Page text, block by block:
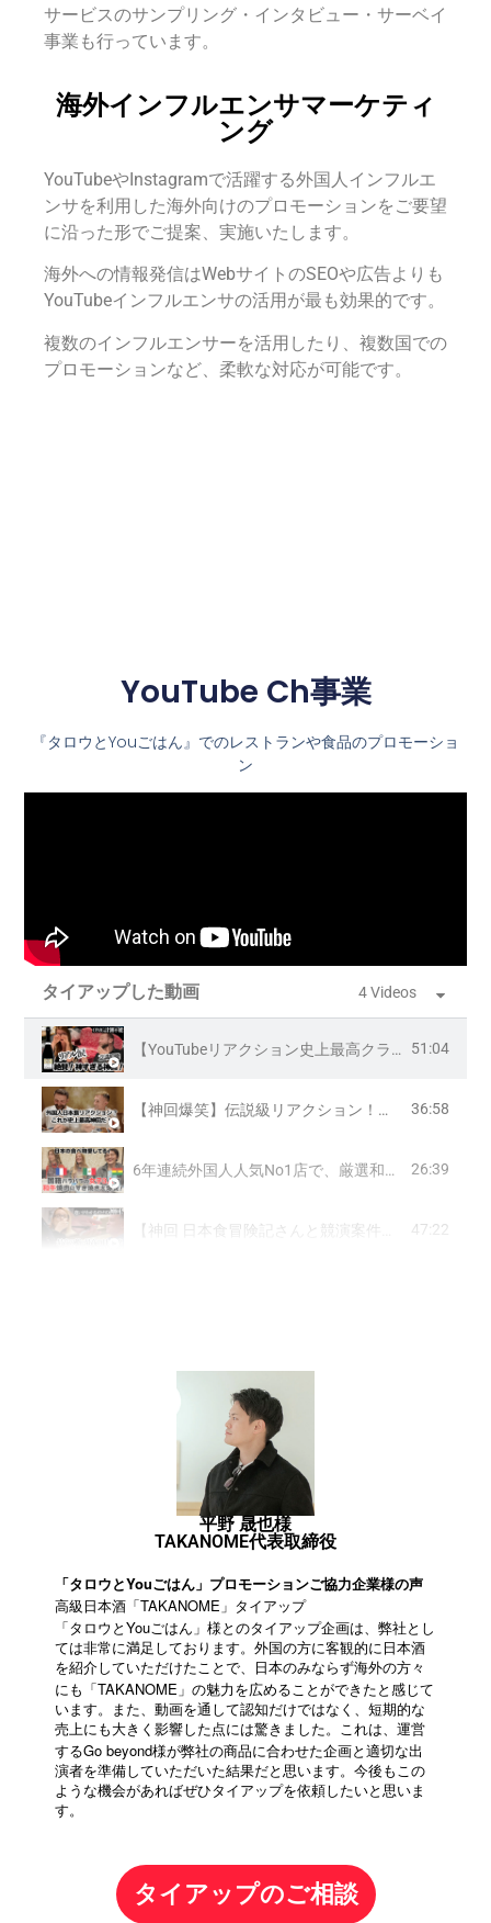
サービスのサンプリング・インタビュー・サーベイ
事業も行っています。
海外インフルエンサマーケティ
ング
YouTubeやInstagramで活躍する外国人インフルエ
ンサを利用した海外向けのプロモーションをご要望
に沿った形でご提案、実施いたします。
海外への情報発信はWebサイトのSEOや広告よりも
YouTubeインフルエンサの活用が最も効果的です。
複数のインフルエンサーを活用したり、複数国での
プロモーションなど、柔軟な対応が可能です。
YouTube Ch事業
『タロウとYouごはん』でのレストランや食品のプロモーショ
ン
タイアップした動画 4 Videos
【YouTubeリアクション史上最高クラス！超神回爆誕！】最高クラス和牛の数々にリアルに涙を流し昇天レベルで感動！ 51:04
【神回爆笑】伝説級リアクション！令和の虎出演で再来日、初めてのすき焼きと酒のあまりのクオリティに驚きの連続！「生涯で最高の食事だ、、」 36:58
6年連続外国人人気No1店で、厳選和牛食べ放題！焼き肉とすき焼きとしゃぶしゃぶ一気に初体験！外国人女子３人が食べてしゃべって大はしゃぎ！ 26:39
47:22
平野 晟也様
TAKANOME代表取締役
「タロウとYouごはん」プロモーションご協力企業様の声
高級日本酒「TAKANOME」タイアップ
「タロウと You ごはん」様とのタイアップ企画は、弊社とし
ては非常に満足しております。外国の方に客観的に日本酒
を紹介していただけたことで、日本のみならず海外の方々
にも「TAKANOME 」の魅力を広めることができたと感じて
います。また、動画を通して認知だけではなく、短期的な
売上にも大きく影響した点には驚きました。これは、運営
するGo beyond様が弊社の商品に合わせた企画と適切な出
演者を準備していただいた結果だと思います。今後もこの
ような機会があればぜひタイアップを依頼したいと思いま
す。
タイアップのご相談